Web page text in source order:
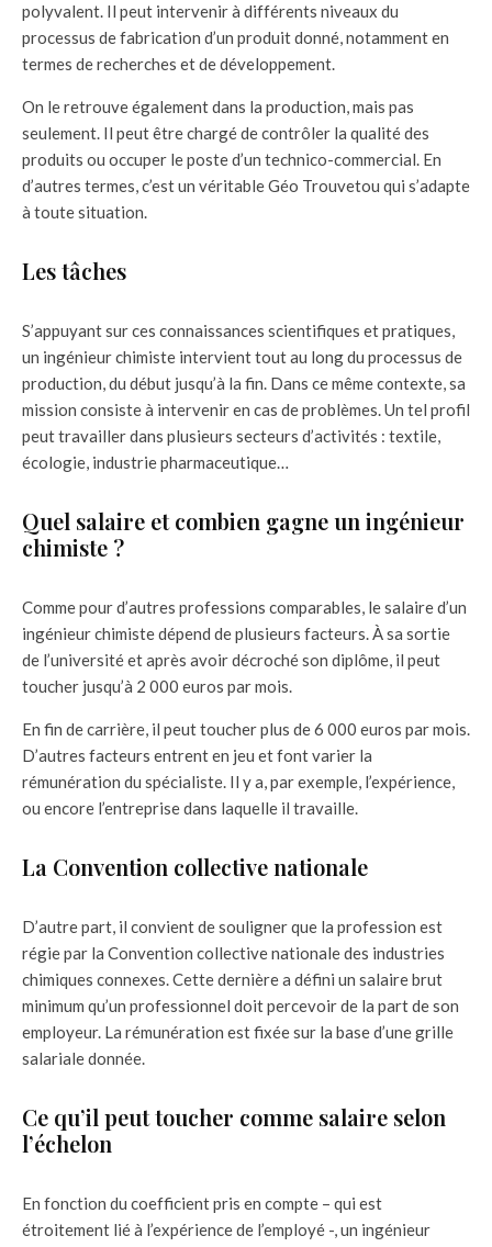
polyvalent. Il peut intervenir à différents niveaux du
processus de fabrication d’un produit donné, notamment en
termes de recherches et de développement.
On le retrouve également dans la production, mais pas
seulement. Il peut être chargé de contrôler la qualité des
produits ou occuper le poste d’un technico-commercial. En
d’autres termes, c’est un véritable Géo Trouvetou qui s’adapte
à toute situation.
Les tâches
S’appuyant sur ces connaissances scientifiques et pratiques,
un ingénieur chimiste intervient tout au long du processus de
production, du début jusqu’à la fin. Dans ce même contexte, sa
mission consiste à intervenir en cas de problèmes. Un tel profil
peut travailler dans plusieurs secteurs d’activités : textile,
écologie, industrie pharmaceutique…
Quel salaire et combien gagne un ingénieur
chimiste ?
Comme pour d’autres professions comparables, le salaire d’un
ingénieur chimiste dépend de plusieurs facteurs. À sa sortie
de l’université et après avoir décroché son diplôme, il peut
toucher jusqu’à 2 000 euros par mois.
En fin de carrière, il peut toucher plus de 6 000 euros par mois.
D’autres facteurs entrent en jeu et font varier la
rémunération du spécialiste. Il y a, par exemple, l’expérience,
ou encore l’entreprise dans laquelle il travaille.
La Convention collective nationale
D’autre part, il convient de souligner que la profession est
régie par la Convention collective nationale des industries
chimiques connexes. Cette dernière a défini un salaire brut
minimum qu’un professionnel doit percevoir de la part de son
employeur. La rémunération est fixée sur la base d’une grille
salariale donnée.
Ce qu’il peut toucher comme salaire selon
l’échelon
En fonction du coefficient pris en compte – qui est
étroitement lié à l’expérience de l’employé -, un ingénieur